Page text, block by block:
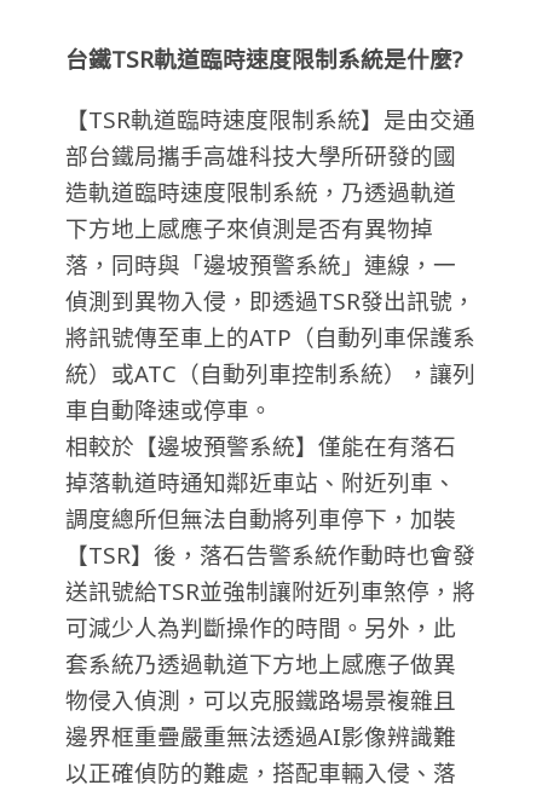
台鐵TSR軌道臨時速度限制系統是什麼?
【TSR軌道臨時速度限制系統】是由交通
部台鐵局攜手高雄科技大學所研發的國
造軌道臨時速度限制系統，乃透過軌道
下方地上感應子來偵測是否有異物掉
落，同時與「邊坡預警系統」連線，一
偵測到異物入侵，即透過TSR發出訊號，
將訊號傳至車上的ATP（自動列車保護系
統）或ATC（自動列車控制系統），讓列
車自動降速或停車。
相較於【邊坡預警系統】僅能在有落石
掉落軌道時通知鄰近車站、附近列車、
調度總所但無法自動將列車停下，加裝
【TSR】後，落石告警系統作動時也會發
送訊號給TSR並強制讓附近列車煞停，將
可減少人為判斷操作的時間。另外，此
套系統乃透過軌道下方地上感應子做異
物侵入偵測，可以克服鐵路場景複雜且
邊界框重疊嚴重無法透過AI影像辨識難
以正確偵防的難處，搭配車輛入侵、落